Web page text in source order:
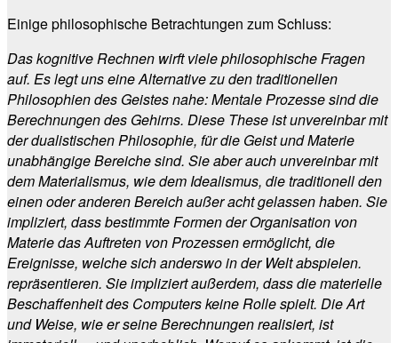
Einige philosophische Betrachtungen zum Schluss:
Das kognitive Rechnen wirft viele philosophische Fragen
auf. Es legt uns eine Alternative zu den traditionellen
Philosophien des Geistes nahe: Mentale Prozesse sind die
Berechnungen des Gehirns. Diese These ist unvereinbar mit
der dualistischen Philosophie, für die Geist und Materie
unabhängige Bereiche sind. Sie aber auch unvereinbar mit
dem Materialismus, wie dem Idealismus, die traditionell den
einen oder anderen Bereich außer acht gelassen haben. Sie
impliziert, dass bestimmte Formen der Organisation von
Materie das Auftreten von Prozessen ermöglicht, die
Ereignisse, welche sich anderswo in der Welt abspielen.
repräsentieren. Sie impliziert außerdem, dass die materielle
Beschaffenheit des Computers keine Rolle spielt. Die Art
und Weise, wie er seine Berechnungen realisiert, ist